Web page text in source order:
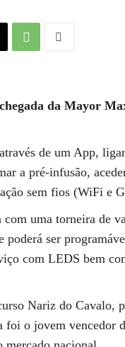
da Mayor
de um App,
a pré-infusão,
sem fios (WiFi e
com uma torneira de
poderá ser
com LEDS bem
Nariz do Cavalo,
foi o jovem vencedor